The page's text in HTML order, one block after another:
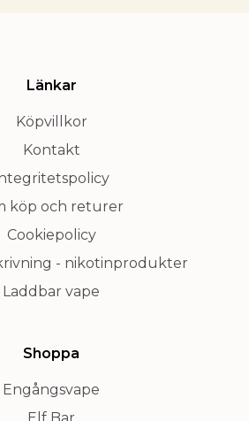
Länkar
Köpvillkor
Kontakt
köp och returer
Cookiepolicy
- nikotinprodukter
Laddbar vape
Shoppa
Engångsvape